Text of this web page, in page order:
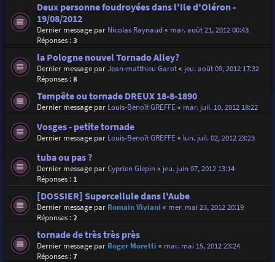
Deux personne foudroyées dans l'Ile d'Oléron -
19/08/2012
Dernier message par Nicolas Raynaud« mar. août 21, 2012 00:43
Réponses :3
la Pologne nouvel Tornado Alley?
Dernier message parJean-matthieu Garot« jeu. août 09, 2012 17:32
Réponses :8
Tempête ou tornade DREUX 18-8-1890
Dernier message par Louis-Benoît GREFFE« mar. juil. 10, 2012 18:22
Vosges - petite tornade
Dernier message par Louis-Benoît GREFFE« lun. juil. 02, 2012 23:23
tuba ou pas ?
Dernier message parCyprien Glepin« jeu. juin 07, 2012 13:14
Réponses : 1
[DOSSIER] Supercellule dans l'Aube
Dernier message par Romain Viviani « mer. mai 23, 2012 20:19
Réponses :2
tornade de très très près
Dernier message par Roger Moretti « mar. mai 15, 2012 23:24
Réponses :7